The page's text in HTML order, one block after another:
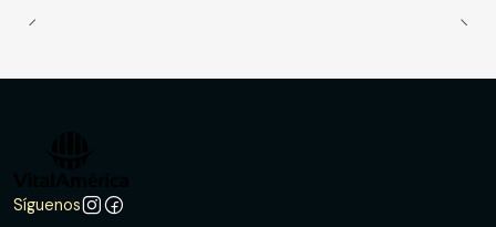
Síguenos